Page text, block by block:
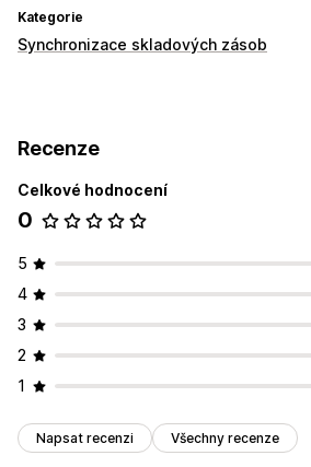
Kategorie
Synchronizace skladových zásob
Recenze
Celkové hodnocení
0
5
4
3
2
1
Napsat recenzi Všechny recenze